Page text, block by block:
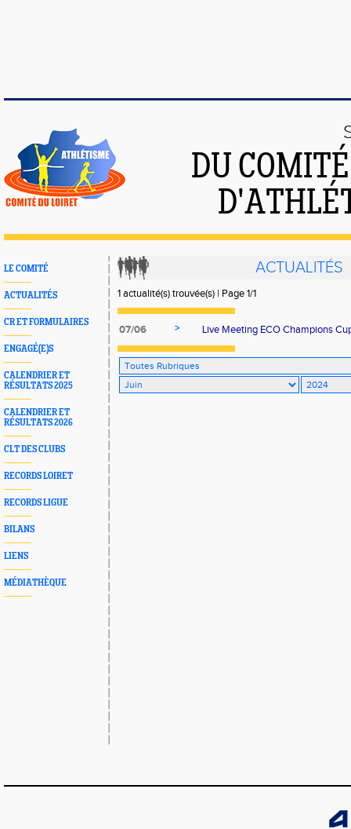
DU
LE COMITÉ
ACTUALITÉS
CR ET FORMULAIRES
ENGAGÉ(E)S
CALENDRIER ET
RÉSULTATS 2025
CALENDRIER ET
RÉSULTATS 2026
CLT DES CLUBS
RECORDS LOIRET
RECORDS LIGUE
BILANS
LIENS
MÉDIATHÈQUE
ACTUALITÉS
1 actualité(s) trouvée(s) | Page 1/1
07/06 > Live Meeting ECO Champions